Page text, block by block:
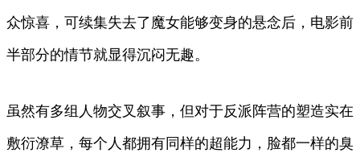
众惊喜，可续集失去了魔女能够变身的悬念后，电影前
半部分的情节就显得沉闷无趣。
虽然有多组人物交叉叙事，但对于反派阵营的塑造实在
敷衍潦草，每个人都拥有同样的超能力，脸都一样的臭